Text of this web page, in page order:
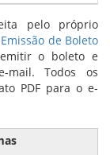
pelo próprio
de Boleto
o boleto e
mail. Todos os
PDF para o e-